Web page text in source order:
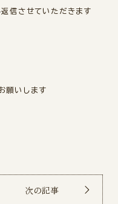
信させていただきます
願いします
次の記事